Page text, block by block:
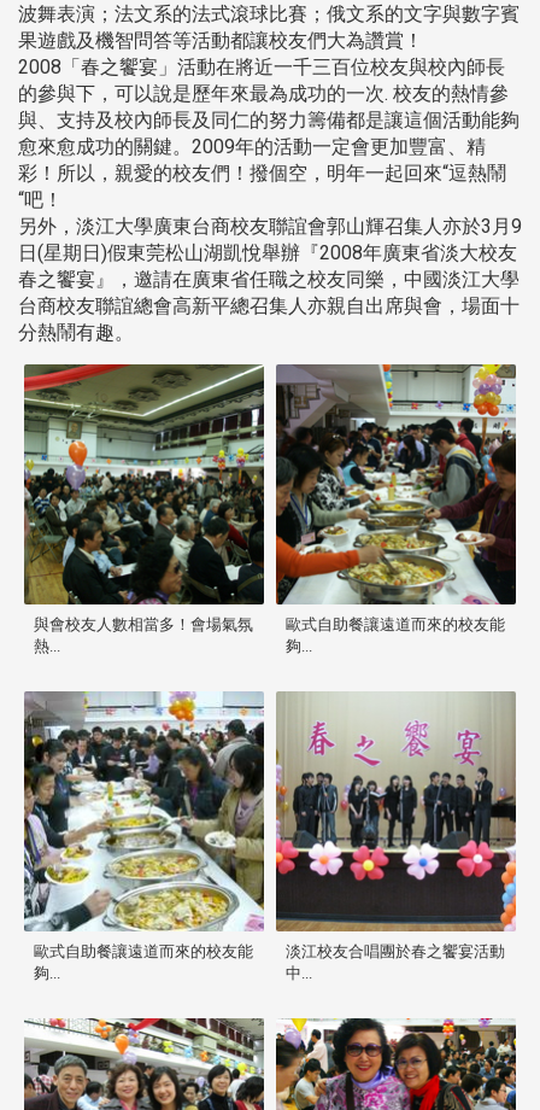
波舞表演；法文系的法式滾球比賽；俄文系的文字與數字賓
果遊戲及機智問答等活動都讓校友們大為讚賞！
2008「春之饗宴」活動在將近一千三百位校友與校內師長
的參與下，可以說是歷年來最為成功的一次. 校友的熱情參
與、支持及校內師長及同仁的努力籌備都是讓這個活動能夠
愈來愈成功的關鍵。2009年的活動一定會更加豐富、精
彩！所以，親愛的校友們！撥個空，明年一起回來“逗熱鬧
“吧！
另外，淡江大學廣東台商校友聯誼會郭山輝召集人亦於3月9
日(星期日)假東莞松山湖凱悅舉辦『2008年廣東省淡大校友
春之饗宴』，邀請在廣東省任職之校友同樂，中國淡江大學
台商校友聯誼總會高新平總召集人亦親自出席與會，場面十
分熱鬧有趣。
與會校友人數相當多！會場氣氛
熱...
歐式自助餐讓遠道而來的校友能
夠...
歐式自助餐讓遠道而來的校友能
夠...
淡江校友合唱團於春之饗宴活動
中...